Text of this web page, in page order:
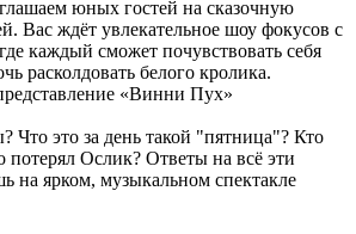
юных гостей на сказочную
Вас ждёт увлекательное шоу фокусов с
каждый сможет почувствовать себя
расколдовать белого кролика.
«Винни Пух»
Что это за день такой "пятница"? Кто
Ослик? Ответы на всё эти
на ярком, музыкальном спектакле